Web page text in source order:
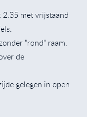
2.35 met vrijstaand
"rond" raam,
de
gelegen in open